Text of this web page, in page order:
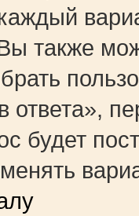
также
ответа»,
будет